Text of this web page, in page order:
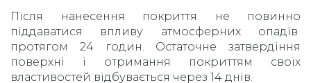
Після нанесення покриття не повинно
піддаватися впливу атмосферних опадів
протягом 24 годин. Остаточне затвердіння
поверхні і отримання покриттям своїх
властивостей відбувається через 14 днів.